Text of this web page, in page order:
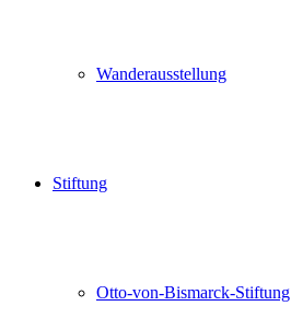
Wanderausstellung
Stiftung
Otto-von-Bismarck-Stiftung